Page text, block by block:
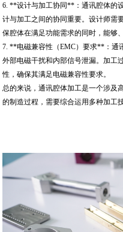
6. **设计与加工协同**：通讯腔体的
计与加工之间的协同重要。设计师需
保腔体在满足功能需求的同时，能够
7. **电磁兼容性（EMC）要求**：通
外部电磁干扰和内部信号泄漏。加工
性，确保其满足电磁兼容性要求。
总的来说，通讯腔体加工是一个涉及
的制造过程，需要综合运用多种加工